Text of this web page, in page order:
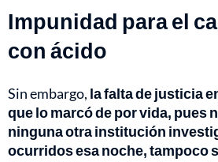
Impunidad para el
con ácido
Sin embargo, la falta de justicia
que lo marcó de por vida, pues
ninguna otra institución
ocurridos esa noche, tampoco